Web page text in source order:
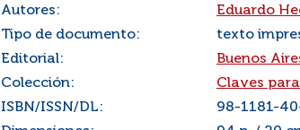
Autores: Eduardo
Tipo de documento:
texto
Editorial:
Buenos
Colección:
Claves
ISBN/ISSN/DL:
98-1181-